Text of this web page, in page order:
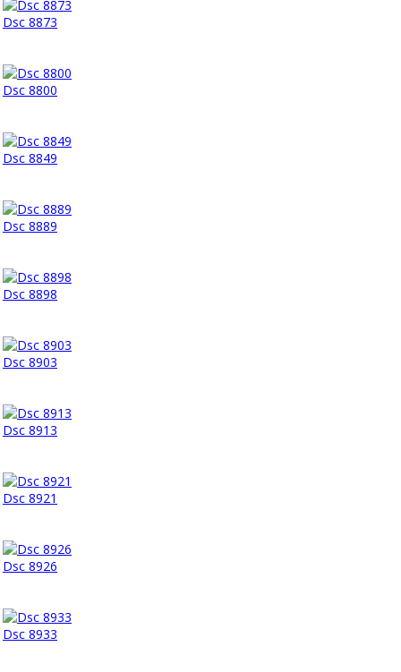
Dsc 8873
Dsc 8800
Dsc 8849
Dsc 8889
Dsc 8898
Dsc 8903
Dsc 8913
Dsc 8921
Dsc 8926
Dsc 8933